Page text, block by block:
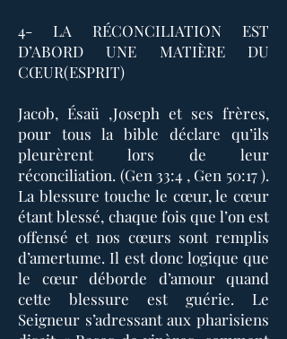
4- LA RÉCONCILIATION EST
D’ABORD UNE MATIÈRE DU
CŒUR(ESPRIT)
Jacob, Ésaü ,Joseph et ses frères,
pour tous la bible déclare qu’ils
pleurèrent lors de leur
réconciliation. (Gen 33:4 , Gen 50:17 ).
La blessure touche le cœur, le cœur
étant blessé, chaque fois que l’on est
offensé et nos cœurs sont remplis
d’amertume. Il est donc logique que
le cœur déborde d’amour quand
cette blessure est guérie. Le
Seigneur s’adressant aux pharisiens